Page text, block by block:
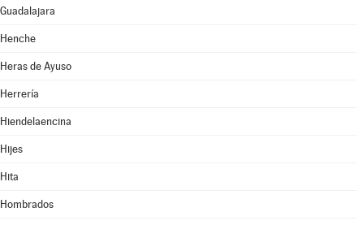
Guadalajara
Henche
Heras de Ayuso
Herrería
Hiendelaencina
Hijes
Hita
Hombrados